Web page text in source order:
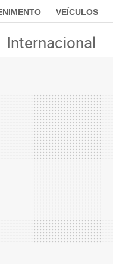
VEÍCULOS
Internacional